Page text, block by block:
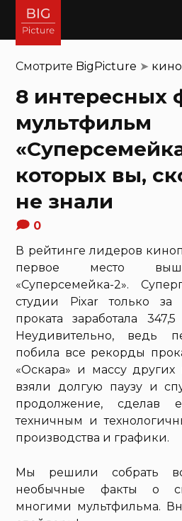
Смотрите BigPicture ➤ кино
8 интересных
мультфильм
которых вы,
не знали
0
В рейтинге лидеров
первое место
«Суперсемейка-2».
студии Pixar только
проката заработала
Неудивительно, ведь
побила все рекорды
«Оскара» и массу
взяли долгую паузу и
продолжение, сделав
техничным и
производства и графики.
Мы решили собрать
необычные факты о
многими мультфильма.